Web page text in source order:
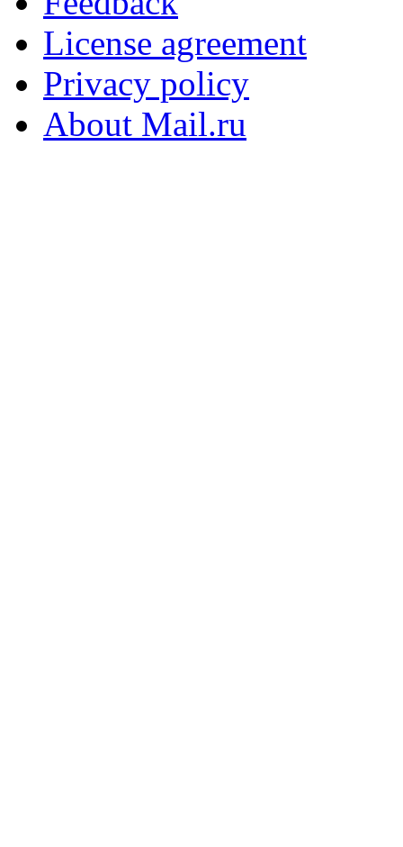
License agreement
Privacy policy
About Mail.ru